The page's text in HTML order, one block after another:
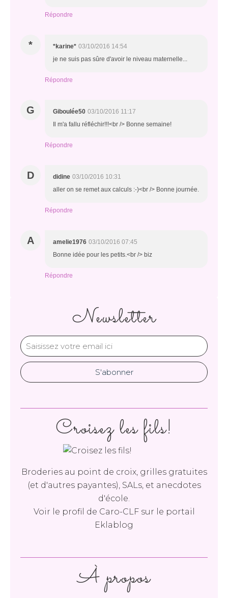
Répondre
* *karine* 03/10/2016 14:54
je ne suis pas sûre d'avoir le niveau maternelle...
Répondre
G Giboulée50 03/10/2016 11:17
Il m'a fallu réfléchir!!!<br /> Bonne semaine!
Répondre
D didine 03/10/2016 10:31
aller on se remet aux calculs :-)<br /> Bonne journée.
Répondre
A amelie1976 03/10/2016 07:45
Bonne idée pour les petits.<br /> biz
Répondre
Newsletter
Croisez les fils!
Broderies au point de croix, grilles gratuites
(et d'autres payantes), SALs, et anecdotes
d'école.
Voir le profil de Caro-CLFsur le portail
Eklablog
À propos